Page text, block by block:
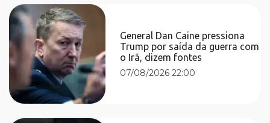
General Dan Caine pressiona
Trump por saída da guerra com
o Irã, dizem fontes
07/08/2026 22:00